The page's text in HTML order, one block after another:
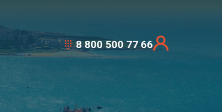
8 800 500 77 66